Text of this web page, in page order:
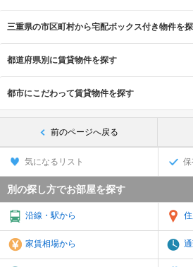
三重県の市区町村から宅配ボックス付き物件を
都道府県別に賃貸物件を探す
都市にこだわって賃貸物件を探す
前のページへ戻る
気になるリスト 保
別の探し方でお部屋を探す
沿線・駅から
家賃相場から